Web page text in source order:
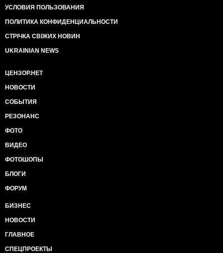
УСЛОВИЯ ПОЛЬЗОВАНИЯ
ПОЛИТИКА КОНФИДЕНЦИАЛЬНОСТИ
СТРІЧКА СВІЖИХ НОВИН
UKRAINIAN NEWS
ЦЕНЗОР.НЕТ
НОВОСТИ
СОБЫТИЯ
РЕЗОНАНС
ФОТО
ВИДЕО
ФОТОШОПЫ
БЛОГИ
ФОРУМ
БИЗНЕС
НОВОСТИ
ГЛАВНОЕ
СПЕЦПРОЕКТЫ